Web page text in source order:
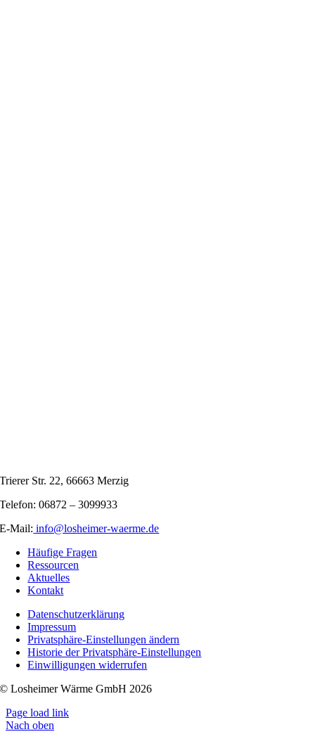
Trierer Str. 22, 66663 Merzig
Telefon: 06872 – 3099933
E-Mail: info@losheimer-waerme.de
Häufige Fragen
Ressourcen
Aktuelles
Kontakt
Datenschutzerklärung
Impressum
Privatsphäre-Einstellungen ändern
Historie der Privatsphäre-Einstellungen
Einwilligungen widerrufen
© Losheimer Wärme GmbH 2026
Page load link
Nach oben